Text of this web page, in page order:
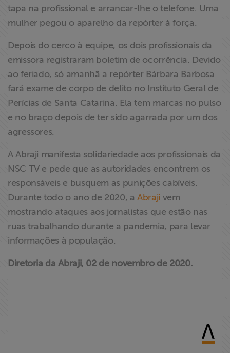
tapa na profissional e arrancar-lhe o telefone. Uma
mulher pegou o aparelho da repórter à força.
Depois do cerco à equipe, os dois profissionais da
emissora registraram boletim de ocorrência. Devido
ao feriado, só amanhã a repórter Bárbara Barbosa
fará exame de corpo de delito no Instituto Geral de
Perícias de Santa Catarina. Ela tem marcas no pulso
e no braço depois de ter sido agarrada por um dos
agressores.
A Abraji manifesta solidariedade aos profissionais da
NSC TV e pede que as autoridades encontrem os
responsáveis e busquem as punições cabíveis.
Durante todo o ano de 2020, aAbraji vem
mostrando ataques aos jornalistas que estão nas
ruas trabalhando durante a pandemia, para levar
informações à população.
Diretoria da Abraji, 02 de novembro de 2020.